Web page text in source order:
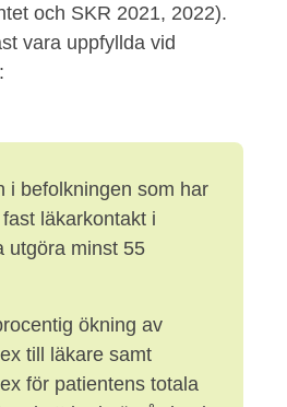
och SKR 2021, 2022).
vara uppfyllda vid
i befolkningen som har
läkarkontakt i
utgöra minst 55
ökning av
till läkare samt
för patientens totala